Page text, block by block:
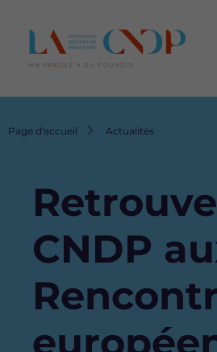
Fil
Page d'accueil Actualités
CNDP